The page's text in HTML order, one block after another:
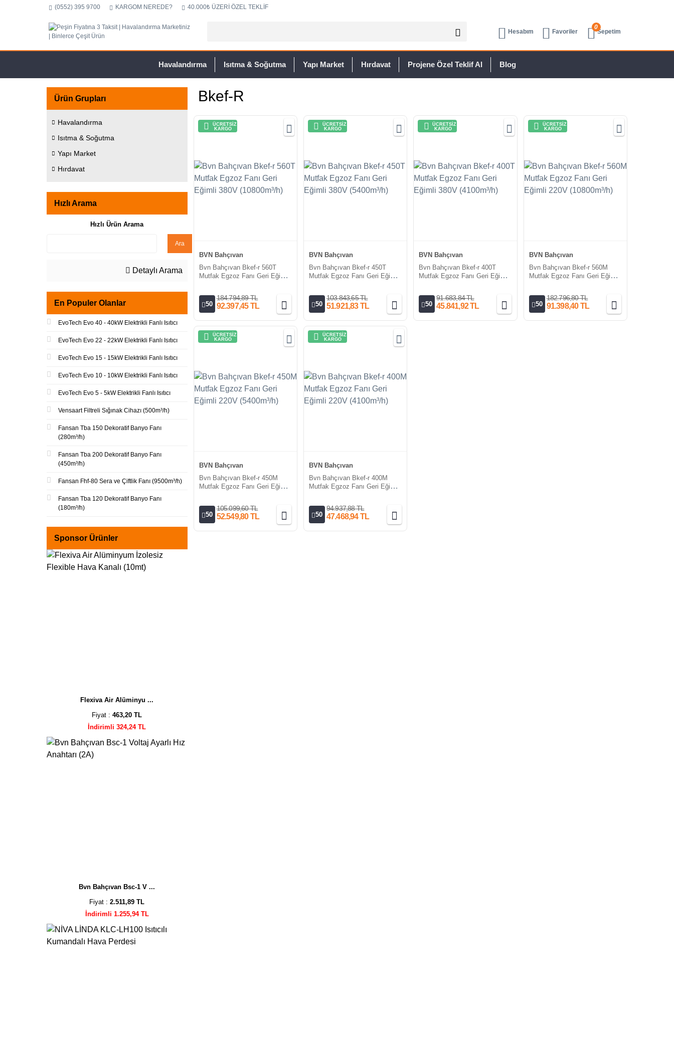
(0552) 395 9700 KARGOM NEREDE? 40.000₺ ÜZERİ ÖZEL TEKLİF
Hesabım Favoriler
0
Sepetim
Havalandırma Isıtma & Soğutma Yapı Market Hırdavat Projene Özel Teklif Al Blog
Ürün Grupları
Havalandırma
Isıtma & Soğutma
Yapı Market
Hırdavat
Hızlı Arama
Hızlı Ürün Arama
Ara
Detaylı Arama
En Populer Olanlar
EvoTech Evo 40 - 40kW Elektrikli Fanlı Isıtıcı
EvoTech Evo 22 - 22kW Elektrikli Fanlı Isıtıcı
EvoTech Evo 15 - 15kW Elektrikli Fanlı Isıtıcı
EvoTech Evo 10 - 10kW Elektrikli Fanlı Isıtıcı
EvoTech Evo 5 - 5kW Elektrikli Fanlı Isıtıcı
Vensaart Filtreli Sığınak Cihazı (500m³/h)
Fansan Tba 150 Dekoratif Banyo Fanı
(280m³/h)
Fansan Tba 200 Dekoratif Banyo Fanı
(450m³/h)
Fansan Fhf-80 Sera ve Çiftlik Fanı (9500m³/h)
Fansan Tba 120 Dekoratif Banyo Fanı
(180m³/h)
Sponsor Ürünler
Flexiva Air Alüminyu ...
Fiyat :463,20 TL
İndirimli 324,24 TL
Bvn Bahçıvan Bsc-1 V ...
Fiyat :2.511,89 TL
İndirimli 1.255,94 TL
Bkef-R
ÜCRETSİZ
KARGO
BVN Bahçıvan
Bvn Bahçıvan Bkef-r 560T
Mutfak Egzoz Fanı Geri Eğimli
50
184.794,89 TL
92.397,45 TL
ÜCRETSİZ
KARGO
BVN Bahçıvan
Bvn Bahçıvan Bkef-r 450T
Mutfak Egzoz Fanı Geri Eğimli
50
103.843,65 TL
51.921,83 TL
ÜCRETSİZ
KARGO
BVN Bahçıvan
Bvn Bahçıvan Bkef-r 400T
Mutfak Egzoz Fanı Geri Eğimli
50
91.683,84 TL
45.841,92 TL
ÜCRETSİZ
KARGO
BVN Bahçıvan
Bvn Bahçıvan Bkef-r 560M
Mutfak Egzoz Fanı Geri Eğimli
50
182.796,80 TL
91.398,40 TL
ÜCRETSİZ
KARGO
BVN Bahçıvan
Bvn Bahçıvan Bkef-r 450M
Mutfak Egzoz Fanı Geri Eğimli
50
105.099,60 TL
52.549,80 TL
ÜCRETSİZ
KARGO
BVN Bahçıvan
Bvn Bahçıvan Bkef-r 400M
Mutfak Egzoz Fanı Geri Eğimli
50
94.937,88 TL
47.468,94 TL